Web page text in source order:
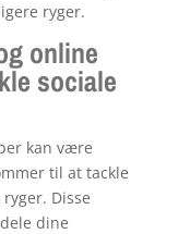
ryger.
online
sociale
kan være
til at tackle
Disse
dine